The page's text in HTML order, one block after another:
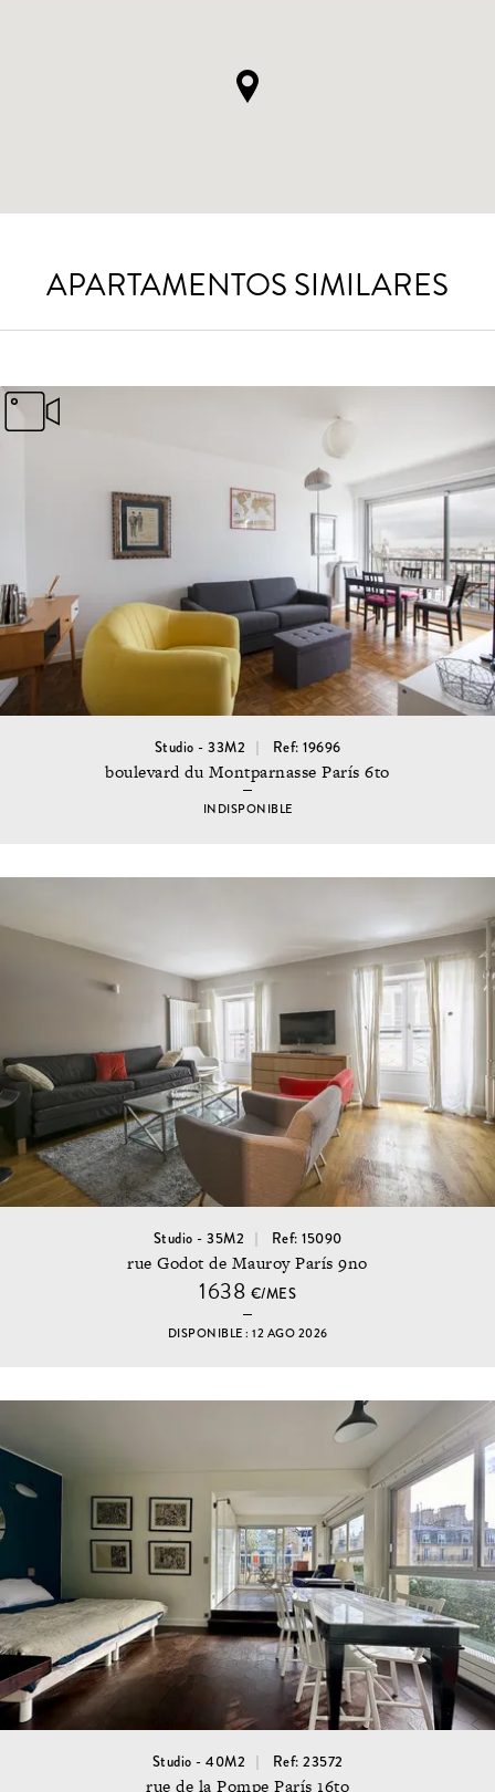
APARTAMENTOS SIMILARES
Studio - 33M2 Ref: 19696
boulevard du Montparnasse París 6to
INDISPONIBLE
Studio - 35M2 Ref: 15090
rue Godot de Mauroy París 9no
1638 €/MES
DISPONIBLE : 12 AGO 2026
Studio - 40M2 Ref: 23572
rue de la Pompe París 16to